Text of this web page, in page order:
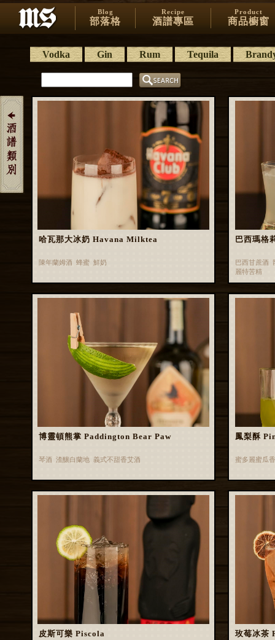
Blog
部落格
Recipe
酒譜專區
Product
商品櫥窗
Vodka Gin Rum Tequila
哈瓦那大冰奶 Havana Milktea
陳年蘭姆酒 蜂蜜 鮮奶
巴西瑪
巴西甘蔗酒
麗特苦精
博靈頓熊掌 Paddington Bear Paw
琴酒 渣釀白蘭地 義式不甜香艾酒
鳳梨酥
蜜多麗蜜瓜
皮斯可樂 Piscola 玫莓冰茶